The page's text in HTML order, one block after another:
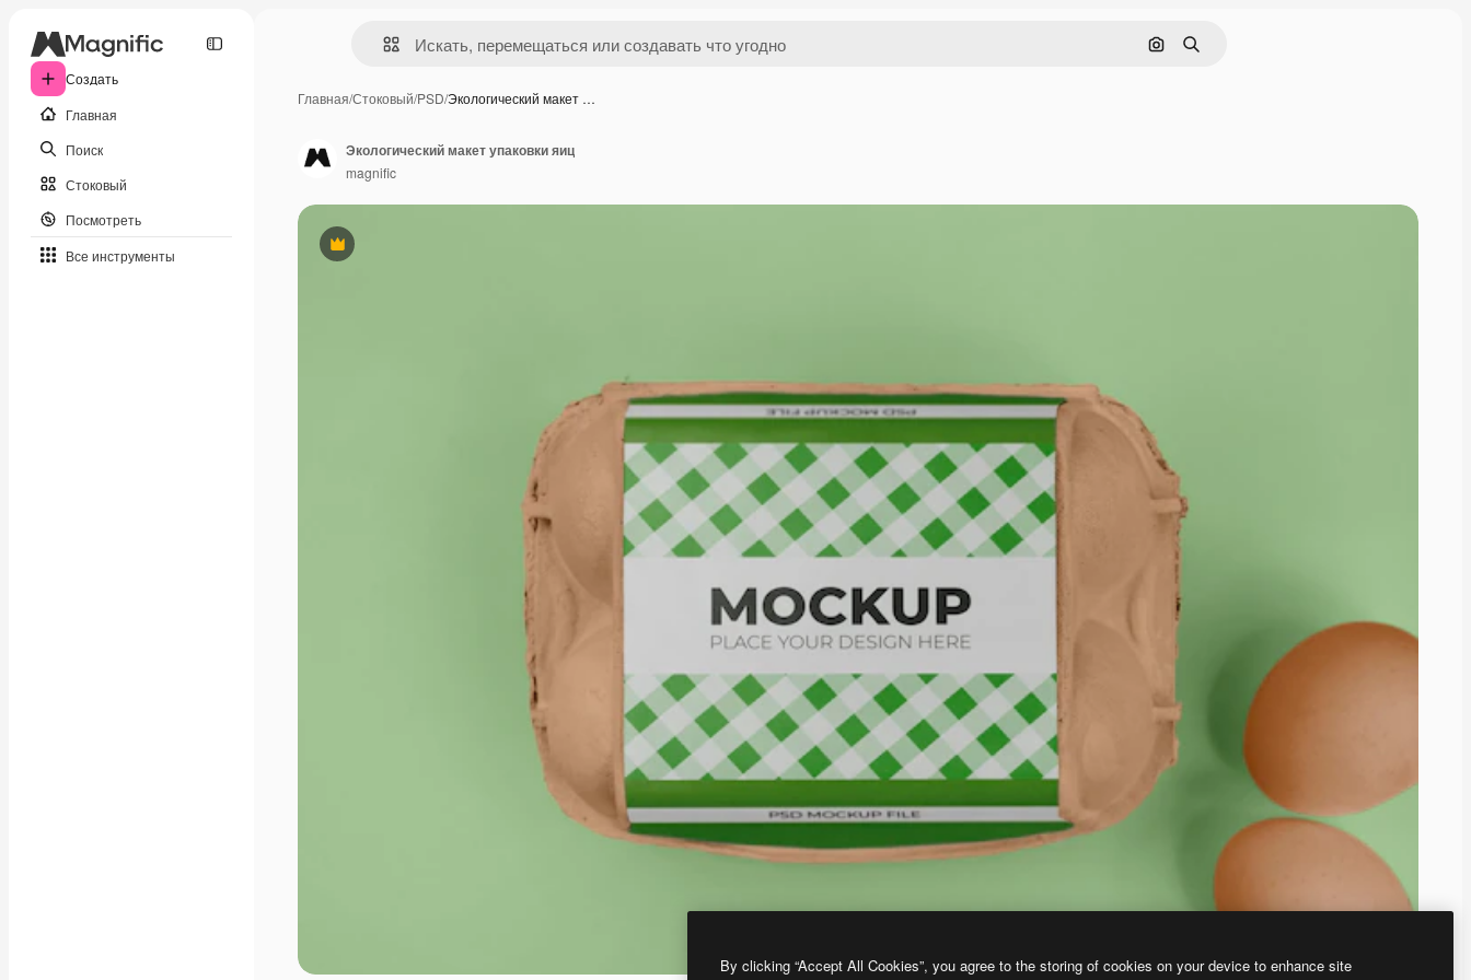
Создать
Главная
Поиск
Стоковый
Посмотреть
Все инструменты
Поиск по изображению
Поиск
Главная/Стоковый/PSD/Экологический макет …
Премиум
Экологический макет упаковки яиц
magnific
By clicking “Accept All Cookies”, you agree to the storing of cookies on your device to enhance site